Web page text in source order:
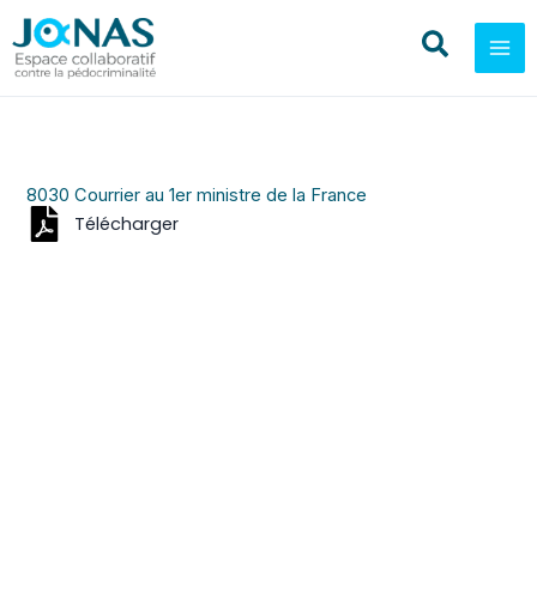
Aller
au
contenu
8030 Courrier au 1er ministre de la France
Télécharger